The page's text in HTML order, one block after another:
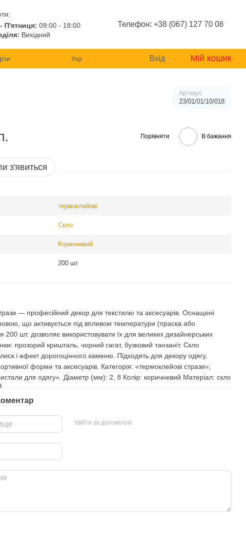
П'ятниця: 09:00 - 18:00
Вихідний
Телефон: +38 (067) 127 70 08
Укр Вхід Мій кошик
Артикул
23/01/01/10/018
Порівняти В бажання
з'явиться
термоклейові
Скло
Коричневий
200 шт
— професійний декор для текстилю та аксесуарів. Оснащені
що активується під впливом температури (праска або
шт. дозволяє використовувати їх для великих дизайнерських
прозорий кришталь, чорний гагат, бузковий танзаніт. Скло
і ефект дорогоцінного каменю. Підходять для декору одягу,
форми та аксесуарів. Категорія: «термоклейові стрази»,
для одягу». Діаметр (мм): 2, 8 Колір: коричневий Матеріал: скло
Увійти за допомогою